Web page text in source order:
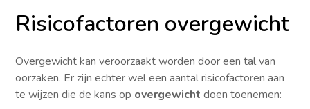
Risicofactoren overgewicht
Overgewicht kan veroorzaakt worden door een tal van
oorzaken. Er zijn echter wel een aantal risicofactoren aan
te wijzen die de kans op overgewicht doen toenemen: